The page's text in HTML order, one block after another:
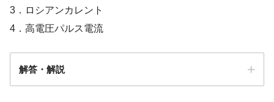
3．ロシアンカレント
4．高電圧パルス電流
解答・解説